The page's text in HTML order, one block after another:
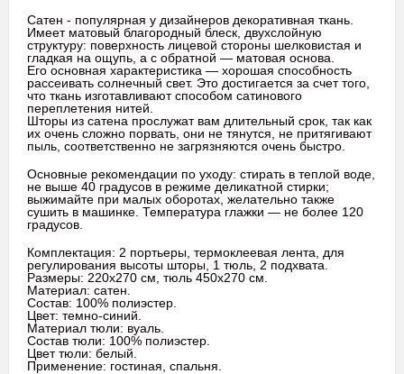
Сатен - популярная у дизайнеров декоративная ткань.
Имеет матовый благородный блеск, двухслойную
структуру: поверхность лицевой стороны шелковистая и
гладкая на ощупь, а с обратной — матовая основа.
Его основная характеристика — хорошая способность
рассеивать солнечный свет. Это достигается за счет того,
что ткань изготавливают способом сатинового
переплетения нитей.
Шторы из сатена прослужат вам длительный срок, так как
их очень сложно порвать, они не тянутся, не притягивают
пыль, соответственно не загрязняются очень быстро.
Основные рекомендации по уходу: стирать в теплой воде,
не выше 40 градусов в режиме деликатной стирки;
выжимайте при малых оборотах, желательно также
сушить в машинке. Температура глажки — не более 120
градусов.
Комплектация: 2 портьеры, термоклеевая лента, для
регулирования высоты шторы, 1 тюль, 2 подхвата.
Размеры: 220х270 см, тюль 450х270 см.
Материал: сатен.
Состав: 100% полиэстер.
Цвет: темно-синий.
Материал тюли: вуаль.
Состав тюли: 100% полиэстер.
Цвет тюли: белый.
Применение: гостиная, спальня.